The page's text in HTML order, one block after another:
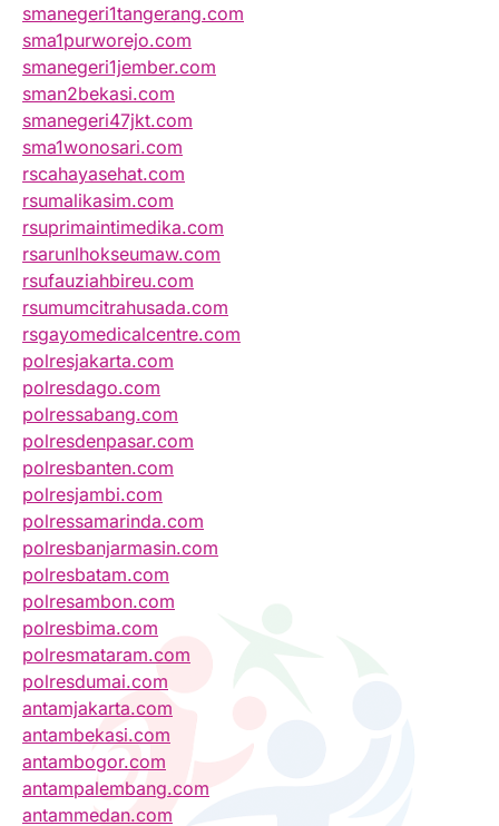
smanegeri1tangerang.com
sma1purworejo.com
smanegeri1jember.com
sman2bekasi.com
smanegeri47jkt.com
sma1wonosari.com
rscahayasehat.com
rsumalikasim.com
rsuprimaintimedika.com
rsarunlhokseumaw.com
rsufauziahbireu.com
rsumumcitrahusada.com
rsgayomedicalcentre.com
polresjakarta.com
polresdago.com
polressabang.com
polresdenpasar.com
polresbanten.com
polresjambi.com
polressamarinda.com
polresbanjarmasin.com
polresbatam.com
polresambon.com
polresbima.com
polresmataram.com
polresdumai.com
antamjakarta.com
antambekasi.com
antambogor.com
antampalembang.com
antammedan.com